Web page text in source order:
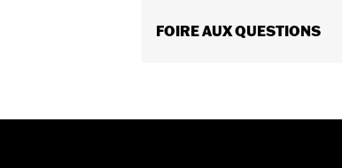
Contenu de la boîte:
FOIRE AUX QUESTIONS